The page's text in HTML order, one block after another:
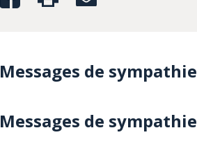
Messages de sympathie
Messages de sympathie